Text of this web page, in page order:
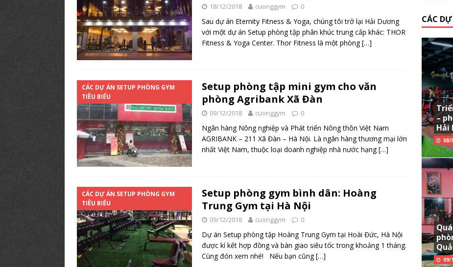
18/12/2018 cuonggym 0
Sau dự án Eternity Fitness & Yoga, chúng tôi trở lại Hải Dương
với một dự án Setup phòng tập phân khúc trung cấp khác: THOR
Fitness & Yoga Center. Thor Fitness là một phòng[…]
CÁC DỰ ÁN SETUP PHÒNG GYM
TIÊU BIỂU
Setup phòng tập mini gym cho văn
phòng Agribank Xã Đàn
09/12/2018 cuonggym 0
Ngân hàng Nông nghiệp và Phát triển Nông thôn Việt Nam
AGRIBANK – 211 Xã Đàn – Hà Nội. Là ngân hàng thương mại lớn
nhất Việt Nam, thuộc loại doanh nghiệp nhà nước hạng[…]
CÁC DỰ ÁN SETUP PHÒNG GYM
TIÊU BIỂU
Setup phòng gym bình dân: Hoàng
Trung Gym tại Hà Nội
09/12/2018 cuonggym 0
Dự án Setup phòng tập Hoàng Trung Gym tại Hoài Đức, Hà Nội
được kí kết hợp đồng và bàn giao siêu tốc trong khoảng 1 tháng.
Cùng đón xem nhé! Nếu bạn cũng[…]
CÁC
–
Hải
08/
09/